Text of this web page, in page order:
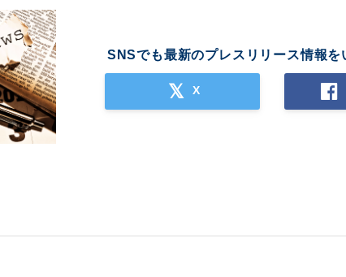
SNSでも最新のプレスリリース情報を
X